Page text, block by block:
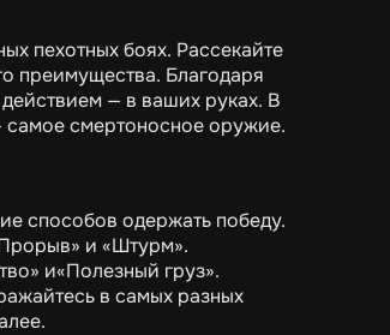
пехотных боях. Рассекайте
преимущества. Благодаря
— в ваших руках. В
смертоносное оружие.
способов одержать победу.
и «Штурм».
и«Полезный груз».
в самых разных